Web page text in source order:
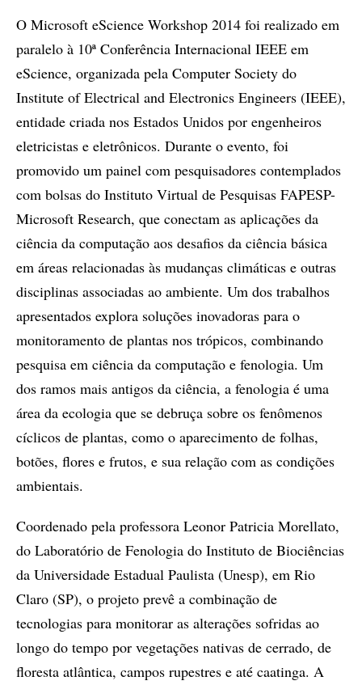
O Microsoft eScience Workshop 2014 foi realizado em
paralelo à 10ª Conferência Internacional IEEE em
eScience, organizada pela Computer Society do
Institute of Electrical and Electronics Engineers (IEEE),
entidade criada nos Estados Unidos por engenheiros
eletricistas e eletrônicos. Durante o evento, foi
promovido um painel com pesquisadores contemplados
com bolsas do Instituto Virtual de Pesquisas FAPESP-
Microsoft Research, que conectam as aplicações da
ciência da computação aos desafios da ciência básica
em áreas relacionadas às mudanças climáticas e outras
disciplinas associadas ao ambiente. Um dos trabalhos
apresentados explora soluções inovadoras para o
monitoramento de plantas nos trópicos, combinando
pesquisa em ciência da computação e fenologia. Um
dos ramos mais antigos da ciência, a fenologia é uma
área da ecologia que se debruça sobre os fenômenos
cíclicos de plantas, como o aparecimento de folhas,
botões, flores e frutos, e sua relação com as condições
ambientais.
Coordenado pela professora Leonor Patricia Morellato,
do Laboratório de Fenologia do Instituto de Biociências
da Universidade Estadual Paulista (Unesp), em Rio
Claro (SP), o projeto prevê a combinação de
tecnologias para monitorar as alterações sofridas ao
longo do tempo por vegetações nativas de cerrado, de
floresta atlântica, campos rupestres e até caatinga. A